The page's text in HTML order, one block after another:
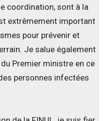
coordination, sont à la
extrêmement important
pour prévenir et
Je salue également
Premier ministre en ce
personnes infectées